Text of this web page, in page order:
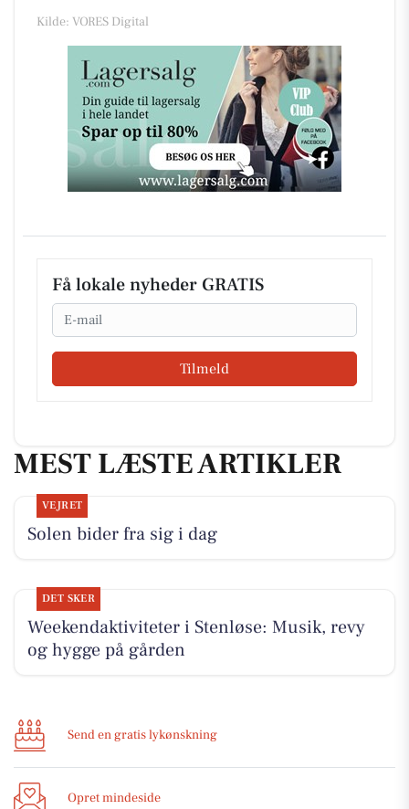
Kilde: VORES Digital
Få lokale nyheder GRATIS
Email
Tilmeld
MEST LÆSTE ARTIKLER
VEJRET
Solen bider fra sig i dag
DET SKER
Weekendaktiviteter i Stenløse: Musik, revy
og hygge på gården
Send en gratis lykønskning
Opret mindeside